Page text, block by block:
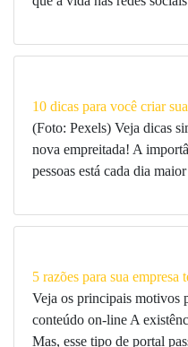
10 dicas para você criar
(Foto: Pexels) Veja dicas
nova empreitada! A
pessoas está cada dia
5 razões para sua empresa
Veja os principais motivos
conteúdo on-line A
Mas, esse tipo de portal